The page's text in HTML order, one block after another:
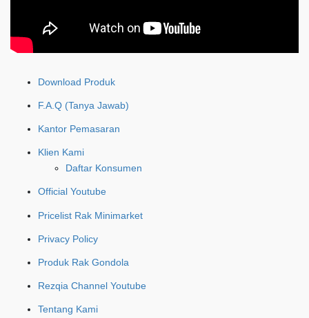
Download Produk
F.A.Q (Tanya Jawab)
Kantor Pemasaran
Klien Kami
Daftar Konsumen
Official Youtube
Pricelist Rak Minimarket
Privacy Policy
Produk Rak Gondola
Rezqia Channel Youtube
Tentang Kami